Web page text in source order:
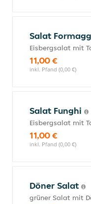
Salat
Eisbergsalat mit
11,00 €
inkl. Pfand (0,00 €)
Salat Funghi
Eisbergsalat mit
11,00 €
inkl. Pfand (0,00 €)
Döner Salat
grüner Salat mit